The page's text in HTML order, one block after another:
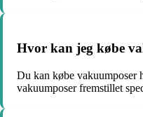
Hvor kan jeg købe
Du kan købe vakuumposer
vakuumposer fremstillet